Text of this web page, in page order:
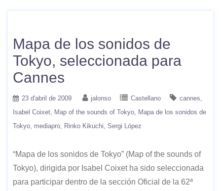
Mapa de los sonidos de
Tokyo, seleccionada para
Cannes
23 d'abril de 2009 jalonso Castellano
cannes
Isabel Coixet
Map of the sounds of Tokyo
Mapa de los sonidos de
Tokyo mediapro Rinko Kikuchi Sergi López
“Mapa de los sonidos de Tokyo” (Map of the sounds of
Tokyo), dirigida por Isabel Coixet ha sido seleccionada
para participar dentro de la sección Oficial de la 62ª